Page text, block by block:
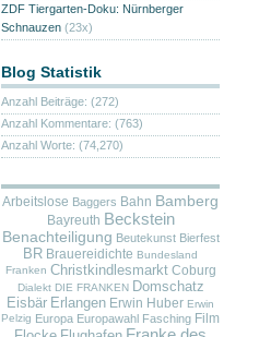
ZDF Tiergarten-Doku: Nürnberger
Schnauzen (23x)
Blog Statistik
Anzahl Beiträge: (272)
Anzahl Kommentare: (763)
Anzahl Worte: (74,270)
Arbeitslose Baggers Bahn Bamberg
Bayreuth Beckstein
Benachteiligung Beutekunst Bierfest
BR Brauereidichte Bundesland
Franken Christkindlesmarkt Coburg
Dialekt DIE FRANKEN Domschatz
Eisbär Erlangen Erwin Huber Erwin
Pelzig Europa Europawahl Fasching Film